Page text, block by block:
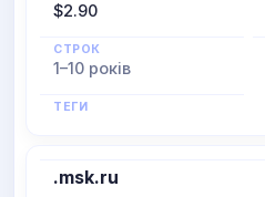
$2.90
СТРОК
1–10 років
ТЕГИ
.msk.ru